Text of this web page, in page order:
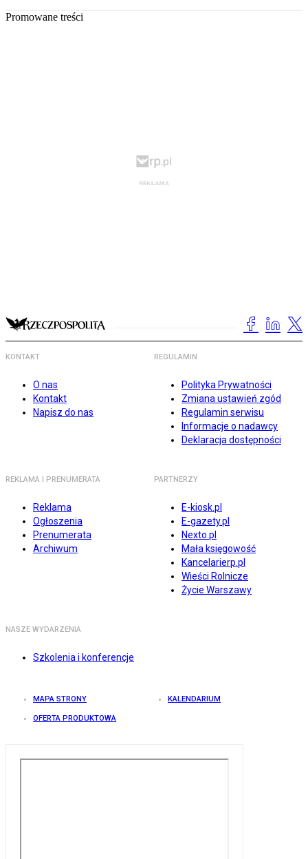
Promowane treści
KONTAKT
O nas
Kontakt
Napisz do nas
REGULAMIN
Polityka Prywatności
Zmiana ustawień zgód
Regulamin serwisu
Informacje o nadawcy
Deklaracja dostępności
REKLAMA I PRENUMERATA
Reklama
Ogłoszenia
Prenumerata
Archiwum
PARTNERZY
E-kiosk.pl
E-gazety.pl
Nexto.pl
Mała księgowość
Kancelarierp.pl
Wieści Rolnicze
Życie Warszawy
NASZE WYDARZENIA
Szkolenia i konferencje
MAPA STRONY KALENDARIUM
OFERTA PRODUKTOWA